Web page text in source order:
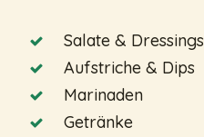
Salate & Dressings
Aufstriche & Dips
Marinaden
Getränke